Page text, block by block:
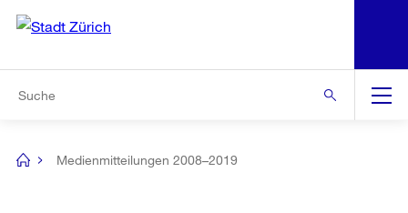
Navigation
[no
Medienmitteilungen 2008–2019